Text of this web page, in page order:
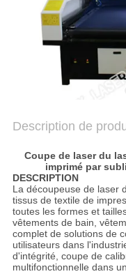
COMPANY
NEWS
SITEMAP
PRIVACY
Description de
Coupe de laser du
imprimé par
DESCRIPTION
La découpeuse de laser
tissus de textile de
toutes les formes et
vêtements de bain,
complet de solutions de
utilisateurs dans
d'intégrité, coupe de
multifonctionnelle dans